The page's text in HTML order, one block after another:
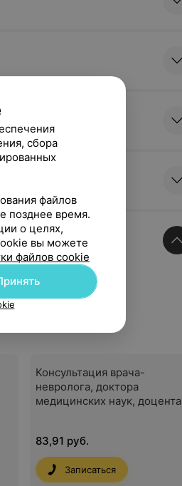
Консультация врача-
невролога, доктора
медицинских наук, доцента
83,91 руб.
Записаться
сбора
файлов
позднее время.
о целях,
вы можете
файлов cookie